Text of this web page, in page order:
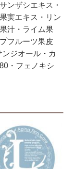
ンザシエキス・
実エキス・リン
汁・ライム果
フルーツ果皮
ジオール・カ
・フェノキシ